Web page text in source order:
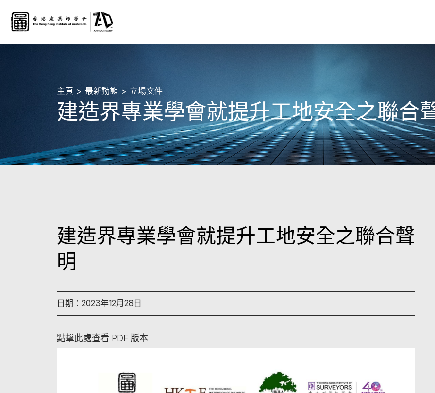
主頁 最新動態 立場文件
建造界專業學會就提升工地安全之聯合
建造界專業學會就提升工地安全之聯合聲
明
日期：2023年12月28日
點擊此處查看 PDF 版本